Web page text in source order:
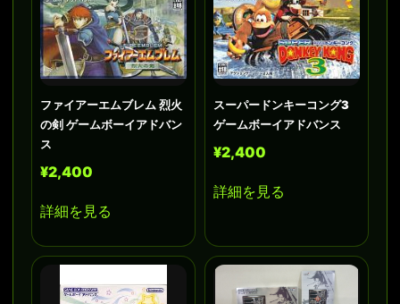
ファイアーエムブレム 烈火
の剣 ゲームボーイアドバン
ス
¥2,400
詳細を見る
スーパードンキーコング3
ゲームボーイアドバンス
¥2,400
詳細を見る